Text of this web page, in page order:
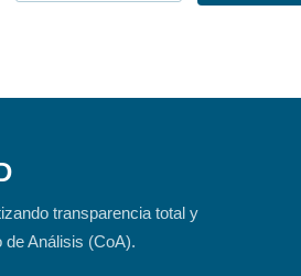
transparencia total y
Análisis (CoA).